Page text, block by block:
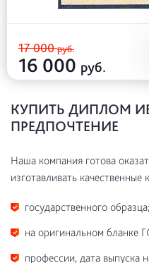
17 000руб.
16 000 руб.
КУПИТЬ ДИПЛОМ
ПРЕДПОЧТЕНИЕ
Наша компания готова
изготавливать
государственного образца;
на оригинальном бланке
профессии, дата выпуска